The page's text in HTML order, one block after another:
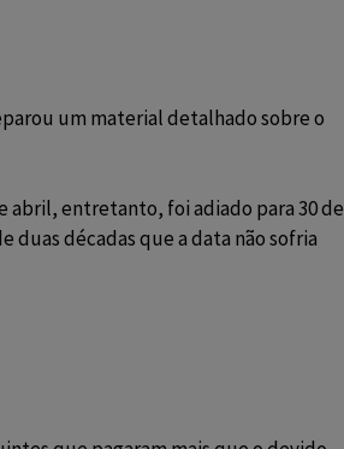
um material detalhado sobre o
abril, entretanto, foi adiado para 30 de
duas décadas que a data não sofria